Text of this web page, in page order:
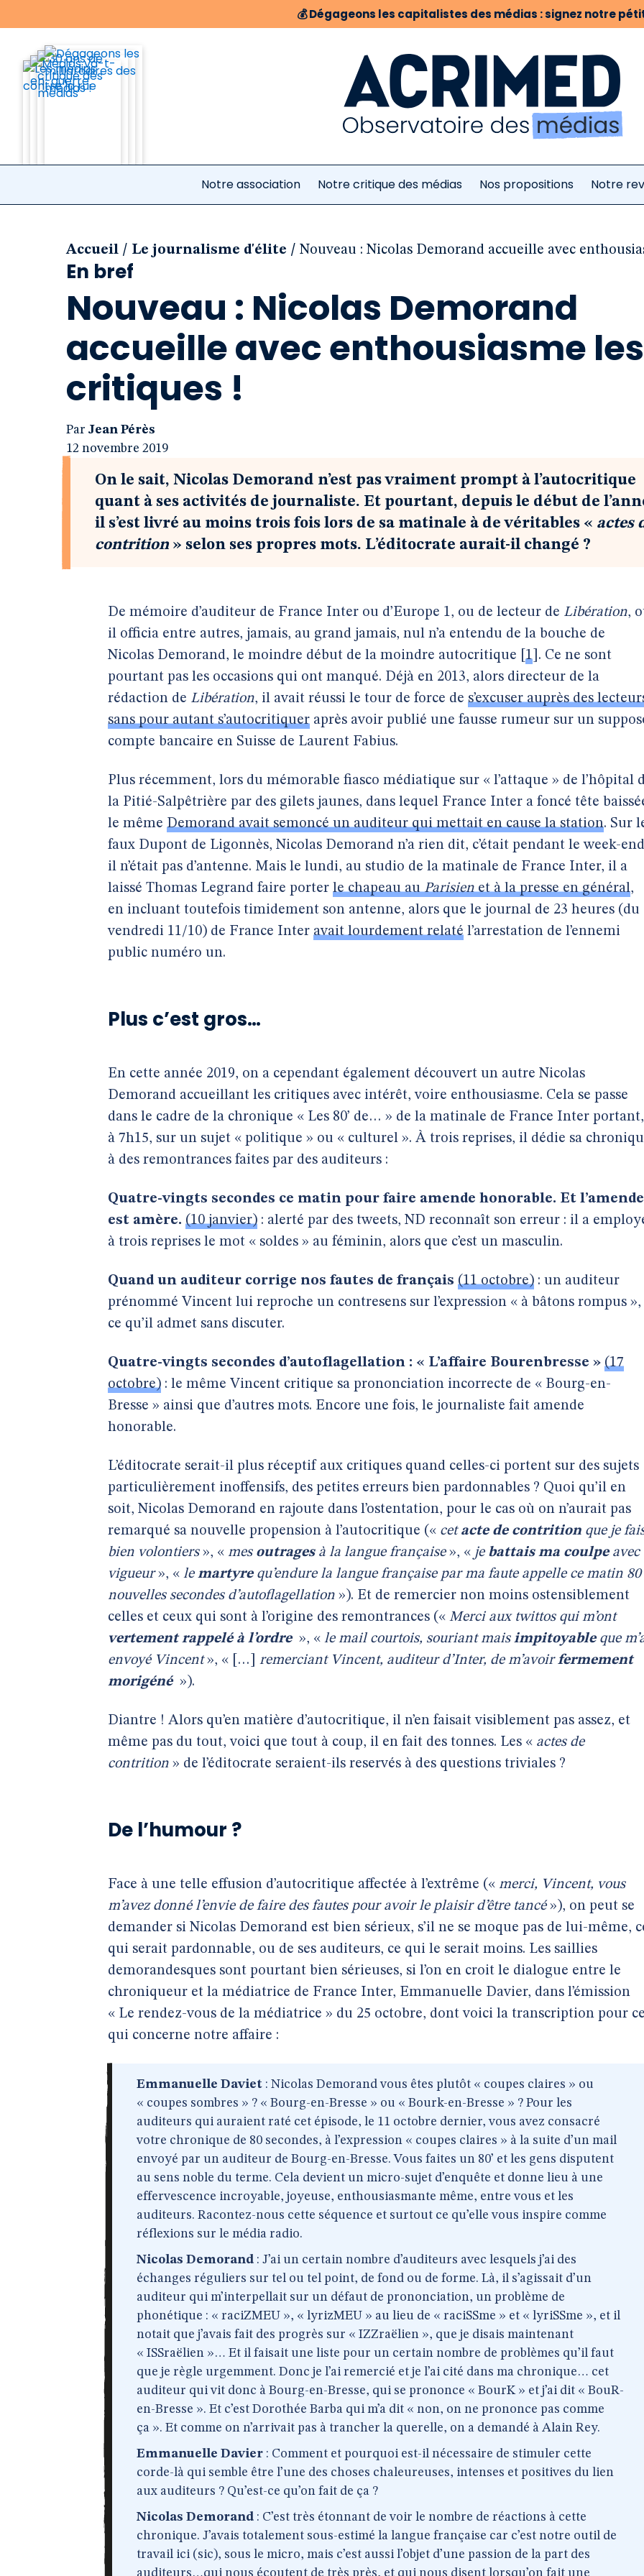
💰Dégageons les capitalistes des médias : signez notre
Notre association Notre critique des médias Nos propositions Notre
Accueil / Le journalisme d'élite / Nouveau : Nicolas Demorand accueille avec
En bref
Nouveau : Nicolas Demorand
accueille avec enthousiasme les
critiques !
Par Jean Pérès
12 novembre 2019
On le sait, Nicolas Demorand n’est pas vraiment prompt à l’autocritique
quant à ses activités de journaliste. Et pourtant, depuis le début de
il s’est livré au moins trois fois lors de sa matinale à de véritables « actes
contrition » selon ses propres mots. L’éditocrate aurait-il changé ?
De mémoire d’auditeur de France Inter ou d’Europe 1, ou de lecteur de Libération,
il officia entre autres, jamais, au grand jamais, nul n’a entendu de la bouche de
Nicolas Demorand, le moindre début de la moindre autocritique
1 . Ce ne sont
pourtant pas les occasions qui ont manqué. Déjà en 2013, alors directeur de la
rédaction de Libération, il avait réussi le tour de force de s’excuser auprès des
sans pour autant s’autocritiquer après avoir publié une fausse rumeur sur un
compte bancaire en Suisse de Laurent Fabius.
Plus récemment, lors du mémorable fiasco médiatique sur « l’attaque » de l’hôpital
la Pitié-Salpêtrière par des gilets jaunes, dans lequel France Inter a foncé tête
le même Demorand avait semoncé un auditeur qui mettait en cause la station. Sur
faux Dupont de Ligonnès, Nicolas Demorand n’a rien dit, c’était pendant le week-
il n’était pas d’antenne. Mais le lundi, au studio de la matinale de France Inter, il a
laissé Thomas Legrand faire porter le chapeau auParisienet à la presse en général,
en incluant toutefois timidement son antenne, alors que le journal de 23 heures (du
vendredi 11/10) de France Inter avait lourdement relaté l’arrestation de l’ennemi
public numéro un.
Plus c’est gros…
En cette année 2019, on a cependant également découvert un autre Nicolas
Demorand accueillant les critiques avec intérêt, voire enthousiasme. Cela se passe
dans le cadre de la chronique « Les 80’ de… » de la matinale de France Inter portant,
à 7h15, sur un sujet « politique » ou « culturel ». À trois reprises, il dédie sa
à des remontrances faites par des auditeurs :
Quatre-vingts secondes ce matin pour faire amende honorable. Et l’amende
est amère. (10 janvier) : alerté par des tweets, ND reconnaît son erreur : il a
à trois reprises le mot « soldes » au féminin, alors que c’est un masculin.
Quand un auditeur corrige nos fautes de français (11 octobre) : un auditeur
prénommé Vincent lui reproche un contresens sur l’expression « à bâtons rompus »,
ce qu’il admet sans discuter.
Quatre-vingts secondes d’autoflagellation : « L’affaire Bourenbresse » (17
octobre) : le même Vincent critique sa prononciation incorrecte de « Bourg-en-
Bresse » ainsi que d’autres mots. Encore une fois, le journaliste fait amende
honorable.
L’éditocrate serait-il plus réceptif aux critiques quand celles-ci portent sur des sujets
particulièrement inoffensifs, des petites erreurs bien pardonnables ? Quoi qu’il en
soit, Nicolas Demorand en rajoute dans l’ostentation, pour le cas où on n’aurait pas
remarqué sa nouvelle propension à l’autocritique (« cet acte de contrition que je
bien volontiers», « mes outragesà la langue française», « je battais ma coulpeavec
vigueur», « le martyrequ’endure la langue française par ma faute appelle ce matin 80
nouvelles secondes d’autoflagellation »). Et de remercier non moins ostensiblement
celles et ceux qui sont à l’origine des remontrances (« Merci aux twittos qui m’ont
vertement rappelé à l’ordre », « le mail courtois, souriant mais impitoyableque
envoyé Vincent», « […] remerciant Vincent, auditeur d’Inter, de m’avoirfermement
morigéné »).
Diantre ! Alors qu’en matière d’autocritique, il n’en faisait visiblement pas assez, et
même pas du tout, voici que tout à coup, il en fait des tonnes. Les « actes de
contrition » de l’éditocrate seraient-ils reservés à des questions triviales ?
De l’humour ?
Face à une telle effusion d’autocritique affectée à l’extrême (« merci, Vincent, vous
m’avez donné l’envie de faire des fautes pour avoir le plaisir d’être tancé»), on peut se
demander si Nicolas Demorand est bien sérieux, s’il ne se moque pas de lui-même,
qui serait pardonnable, ou de ses auditeurs, ce qui le serait moins. Les saillies
demorandesques sont pourtant bien sérieuses, si l’on en croit le dialogue entre le
chroniqueur et la médiatrice de France Inter, Emmanuelle Davier, dans l’émission
« Le rendez-vous de la médiatrice » du 25 octobre, dont voici la transcription pour
qui concerne notre affaire :
Emmanuelle Daviet : Nicolas Demorand vous êtes plutôt « coupes claires » ou
« coupes sombres » ? « Bourg-en-Bresse » ou « Bourk-en-Bresse » ? Pour les
auditeurs qui auraient raté cet épisode, le 11 octobre dernier, vous avez consacré
votre chronique de 80 secondes, à l’expression « coupes claires » à la suite d’un mail
envoyé par un auditeur de Bourg-en-Bresse. Vous faites un 80’ et les gens disputent
au sens noble du terme. Cela devient un micro-sujet d’enquête et donne lieu à une
effervescence incroyable, joyeuse, enthousiasmante même, entre vous et les
auditeurs. Racontez-nous cette séquence et surtout ce qu’elle vous inspire comme
réflexions sur le média radio.
Nicolas Demorand : J’ai un certain nombre d’auditeurs avec lesquels j’ai des
échanges réguliers sur tel ou tel point, de fond ou de forme. Là, il s’agissait d’un
auditeur qui m’interpellait sur un défaut de prononciation, un problème de
phonétique : « raciZMEU », « lyrizMEU » au lieu de « raciSSme » et « lyriSSme », et il
notait que j’avais fait des progrès sur « IZZraëlien », que je disais maintenant
« ISSraëlien »… Et il faisait une liste pour un certain nombre de problèmes qu’il faut
que je règle urgemment. Donc je l’ai remercié et je l’ai cité dans ma chronique… cet
auditeur qui vit donc à Bourg-en-Bresse, qui se prononce « BourK » et j’ai dit « BouR-
en-Bresse ». Et c’est Dorothée Barba qui m’a dit « non, on ne prononce pas comme
ça ». Et comme on n’arrivait pas à trancher la querelle, on a demandé à Alain Rey.
Emmanuelle Davier : Comment et pourquoi est-il nécessaire de stimuler cette
corde-là qui semble être l’une des choses chaleureuses, intenses et positives du lien
aux auditeurs ? Qu’est-ce qu’on fait de ça ?
Nicolas Demorand : C’est très étonnant de voir le nombre de réactions à cette
chronique. J’avais totalement sous-estimé la langue française car c’est notre outil de
travail ici (sic), sous le micro, mais c’est aussi l’objet d’une passion de la part des
auditeurs…qui nous écoutent de très près, et qui nous disent lorsqu’on fait une